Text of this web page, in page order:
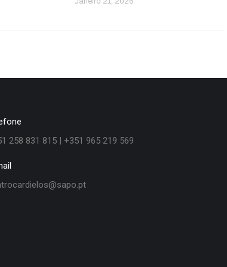
258 831 815 | +351 965 219 569